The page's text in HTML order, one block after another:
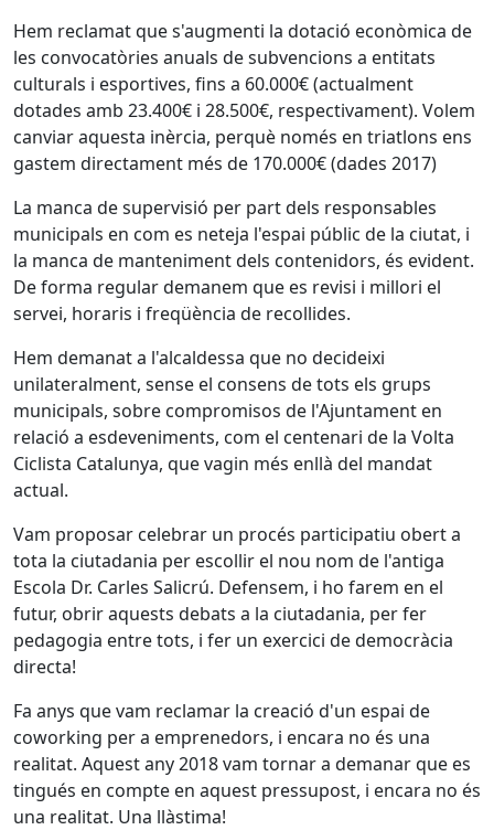
Hem reclamat que s'augmenti la dotació econòmica de
les convocatòries anuals de subvencions a entitats
culturals i esportives, fins a 60.000€ (actualment
dotades amb 23.400€ i 28.500€, respectivament). Volem
canviar aquesta inèrcia, perquè només en triatlons ens
gastem directament més de 170.000€ (dades 2017)
La manca de supervisió per part dels responsables
municipals en com es neteja l'espai públic de la ciutat, i
la manca de manteniment dels contenidors, és evident.
De forma regular demanem que es revisi i millori el
servei, horaris i freqüència de recollides.
Hem demanat a l'alcaldessa que no decideixi
unilateralment, sense el consens de tots els grups
municipals, sobre compromisos de l'Ajuntament en
relació a esdeveniments, com el centenari de la Volta
Ciclista Catalunya, que vagin més enllà del mandat
actual.
Vam proposar celebrar un procés participatiu obert a
tota la ciutadania per escollir el nou nom de l'antiga
Escola Dr. Carles Salicrú. Defensem, i ho farem en el
futur, obrir aquests debats a la ciutadania, per fer
pedagogia entre tots, i fer un exercici de democràcia
directa!
Fa anys que vam reclamar la creació d'un espai de
coworking per a emprenedors, i encara no és una
realitat. Aquest any 2018 vam tornar a demanar que es
tingués en compte en aquest pressupost, i encara no és
una realitat. Una llàstima!